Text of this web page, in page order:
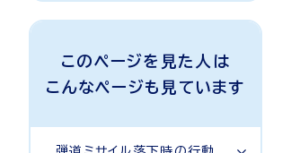
このページを見た人は
こんなページも見ています